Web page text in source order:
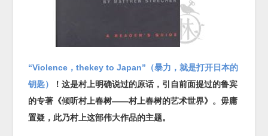
“Violence ，thekey to Japan”（暴力，就是打开日本的
钥匙）
！这是村上明确说过的原话，引自前面提过的鲁宾
的专著《倾听村上春树——村上春树的艺术世界》。毋庸
置疑，此乃村上这部伟大作品的主题。